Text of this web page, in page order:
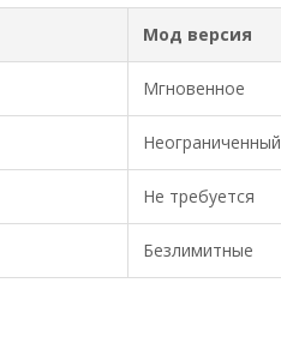
Мод версия
Мгновенное
Неограниченный
Не требуется
Безлимитные